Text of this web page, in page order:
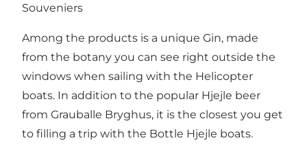
Souveniers
Among the products is a unique Gin, made
from the botany you can see right outside the
windows when sailing with the Helicopter
boats. In addition to the popular Hjejle beer
from Grauballe Bryghus, it is the closest you get
to filling a trip with the Bottle Hjejle boats.